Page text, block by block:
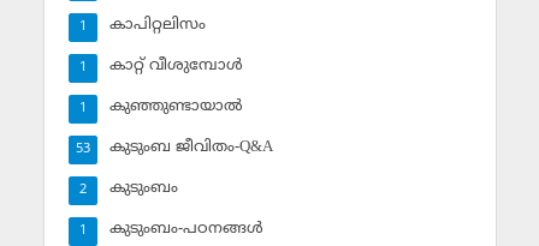
കാപിറ്റലിസം
1
കാറ്റ് വീശുമ്പോള്‍
1
കുഞ്ഞുണ്ടായാല്‍
1
കുടുംബ ജീവിതം-Q&A
53
കുടുംബം
2
കുടുംബം-പഠനങ്ങള്‍
1